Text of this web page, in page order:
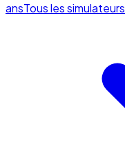
ansTous les simulateurs